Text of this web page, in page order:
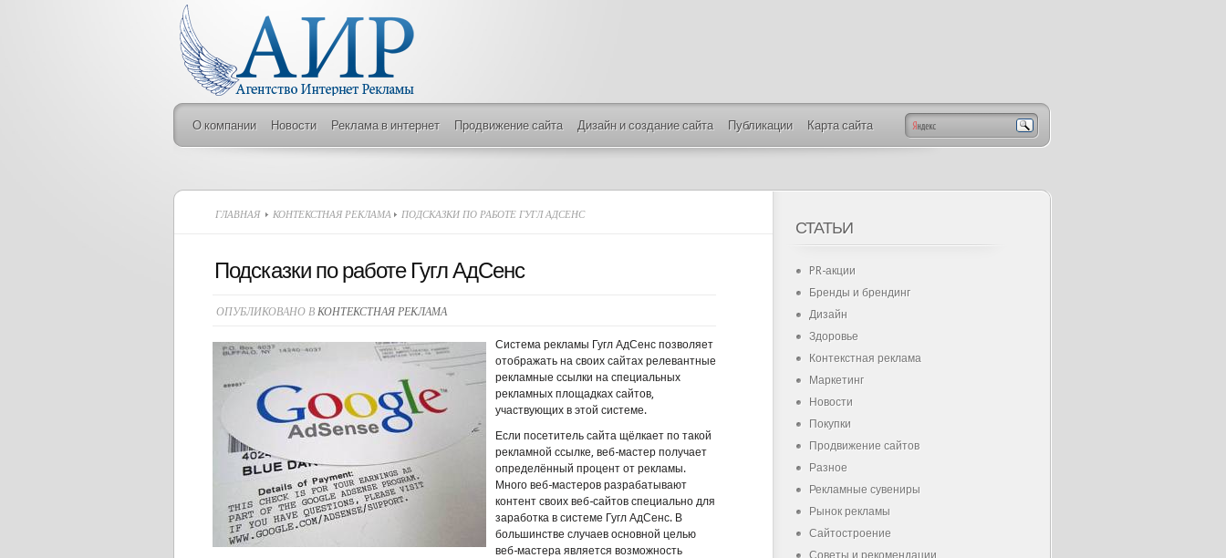
О компании Новости Реклама в интернет Продвижение сайта Дизайн и создание сайта Публикации Карта сайта
ГЛАВНАЯ КОНТЕКСТНАЯ РЕКЛАМА ПОДСКАЗКИ ПО РАБОТЕ ГУГЛ АДСЕНС
Подсказки по работе Гугл АдСенс
ОПУБЛИКОВАНО В КОНТЕКСТНАЯ РЕКЛАМА
Система рекламы Гугл АдСенс позволяет
отображать на своих сайтах релевантные
рекламные ссылки на специальных
рекламных площадках сайтов,
участвующих в этой системе.
Если посетитель сайта щёлкает по такой
рекламной ссылке, веб-мастер получает
определённый процент от рекламы.
Много веб-мастеров разрабатывают
контент своих веб-сайтов специально для
заработка в системе Гугл АдСенс. В
большинстве случаев основной целью
веб-мастера является возможность
СТАТЬИ
PR-акции
Бренды и брендинг
Дизайн
Здоровье
Контекстная реклама
Маркетинг
Новости
Покупки
Продвижение сайтов
Разное
Рекламные сувениры
Рынок рекламы
Сайтостроение
Советы и рекомендации